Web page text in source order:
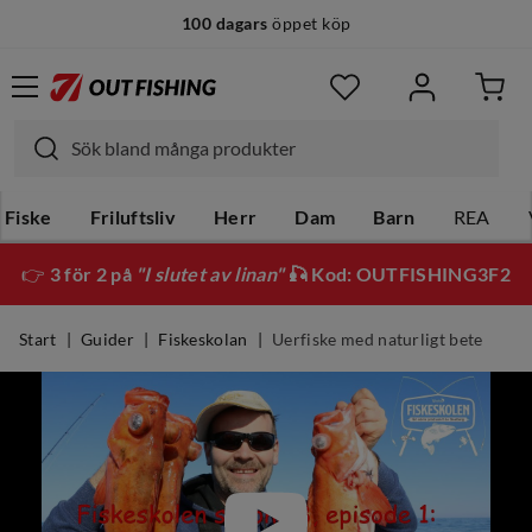
100 dagars öppet köp
Fiske Friluftsliv Herr Dam Barn REA
👉 3 för 2 på "I slutet av linan"🎣 Kod: OUTFISHING3F2
Start Guider Fiskeskolan Uerfiske med naturligt bete